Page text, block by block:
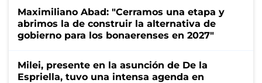
Maximiliano Abad: "Cerramos una etapa y
abrimos la de construir la alternativa de
gobierno para los bonaerenses en 2027"
Milei, presente en la asunción de De la
Espriella, tuvo una intensa agenda en